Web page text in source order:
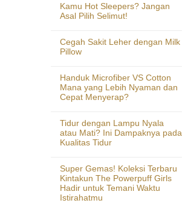
Kamu Hot Sleepers? Jangan
Asal Pilih Selimut!
Cegah Sakit Leher dengan Milk
Pillow
Handuk Microfiber VS Cotton
Mana yang Lebih Nyaman dan
Cepat Menyerap?
Tidur dengan Lampu Nyala
atau Mati? Ini Dampaknya pada
Kualitas Tidur
Super Gemas! Koleksi Terbaru
Kintakun The Powerpuff Girls
Hadir untuk Temani Waktu
Istirahatmu